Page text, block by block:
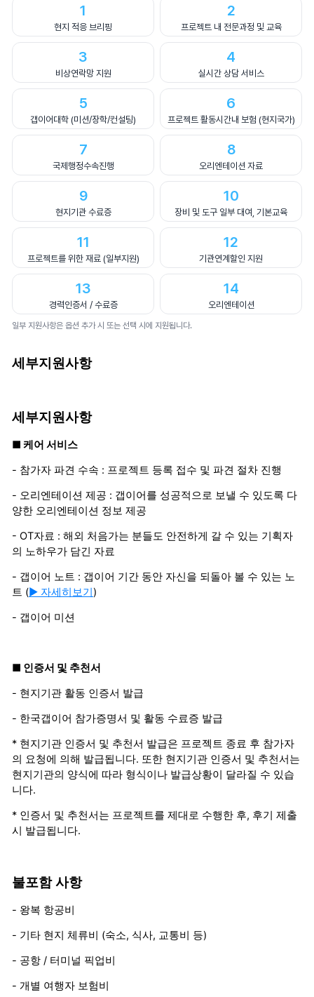
1
현지 적응 브리핑
2
프로젝트 내 전문과정 및 교육
3
비상연락망 지원
4
실시간 상담 서비스
5
갭이어대학 (미션/장학/컨설팅)
6
프로젝트 활동시간내 보험 (현지국가)
7
국제행정수속진행
8
오리엔테이션 자료
9
현지기관 수료증
10
장비 및 도구 일부 대여, 기본교육
11
프로젝트를 위한 재료 (일부지원)
12
기관연계할인 지원
13
경력인증서 / 수료증
14
오리엔테이션
일부 지원사항은 옵션 추가 시 또는 선택 시에 지원됩니다.
세부지원사항
세부지원사항
■ 케어 서비스
- 참가자 파견 수속 : 프로젝트 등록 접수 및 파견 절차 진행
- 오리엔테이션 제공 : 갭이어를 성공적으로 보낼 수 있도록 다
양한 오리엔테이션 정보 제공
- OT자료 : 해외 처음가는 분들도 안전하게 갈 수 있는 기획자
의 노하우가 담긴 자료
- 갭이어 노트 : 갭이어 기간 동안 자신을 되돌아 볼 수 있는 노
트 (▶ 자세히보기)
- 갭이어 미션
■ 인증서 및 추천서
- 현지기관 활동 인증서 발급
- 한국갭이어 참가증명서 및 활동 수료증 발급
* 현지기관 인증서 및 추천서 발급은 프로젝트 종료 후 참가자
의 요청에 의해 발급됩니다. 또한 현지기관 인증서 및 추천서는
현지기관의 양식에 따라 형식이나 발급상황이 달라질 수 있습
니다.
* 인증서 및 추천서는 프로젝트를 제대로 수행한 후, 후기 제출
시 발급됩니다.
불포함 사항
- 왕복 항공비
- 기타 현지 체류비 (숙소, 식사, 교통비 등)
- 공항 / 터미널 픽업비
- 개별 여행자 보험비